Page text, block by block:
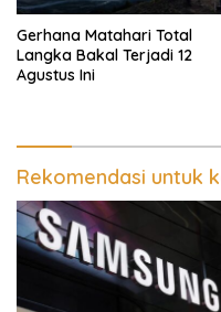
Gerhana Matahari Total
Langka Bakal Terjadi 12
Agustus Ini
Rekomendasi untuk